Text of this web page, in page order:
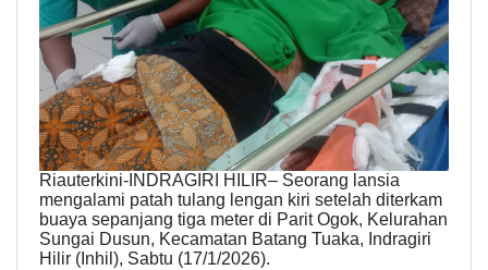
Riauterkini-INDRAGIRI HILIR– Seorang lansia
mengalami patah tulang lengan kiri setelah diterkam
buaya sepanjang tiga meter di Parit Ogok, Kelurahan
Sungai Dusun, Kecamatan Batang Tuaka, Indragiri
Hilir (Inhil), Sabtu (17/1/2026).